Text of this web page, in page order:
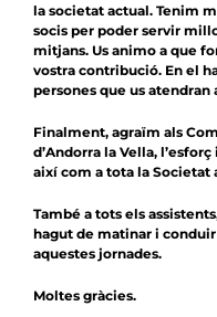
la societat actual. Tenim
socis per poder servir
mitjans. Us animo a que
vostra contribució. En el
persones que us
Finalment, agraïm als
d’Andorra la Vella,
així com a tota la Societat
També a tots els
hagut de matinar i
aquestes jornades.
Moltes gràcies.